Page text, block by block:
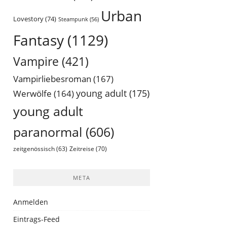
Lovestory(74) Steampunk (56) Urban
Fantasy (1129)
Vampire (421)
Vampirliebesroman (167)
Werwölfe (164)young adult (175)
young adult
paranormal (606)
zeitgenössisch (63) Zeitreise (70)
META
Anmelden
Eintrags-Feed